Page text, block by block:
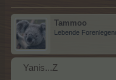
Tammoo
Lebende
Yanis...Z